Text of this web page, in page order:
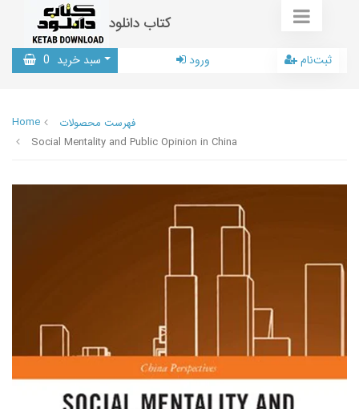
کتاب دانلود
سبد خرید 0 ورود ثبت‌نام
Home
فهرست محصولات
Social Mentality and Public Opinion in China